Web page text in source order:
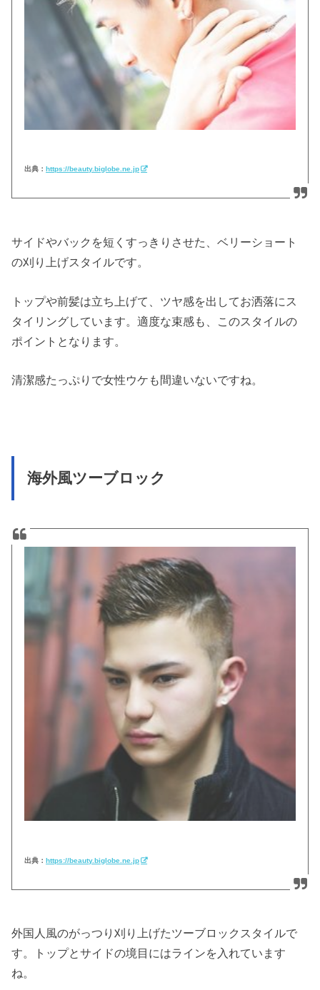
出典： https://beauty.biglobe.ne.jp
サイドやバックを短くすっきりさせた、ベリーショート
の刈り上げスタイルです。
トップや前髪は立ち上げて、ツヤ感を出してお洒落にス
タイリングしています。適度な束感も、このスタイルの
ポイントとなります。
清潔感たっぷりで女性ウケも間違いないですね。
海外風ツーブロック
出典：https://beauty.biglobe.ne.jp
外国人風のがっつり刈り上げたツーブロックスタイルで
す。トップとサイドの境目にはラインを入れています
ね。